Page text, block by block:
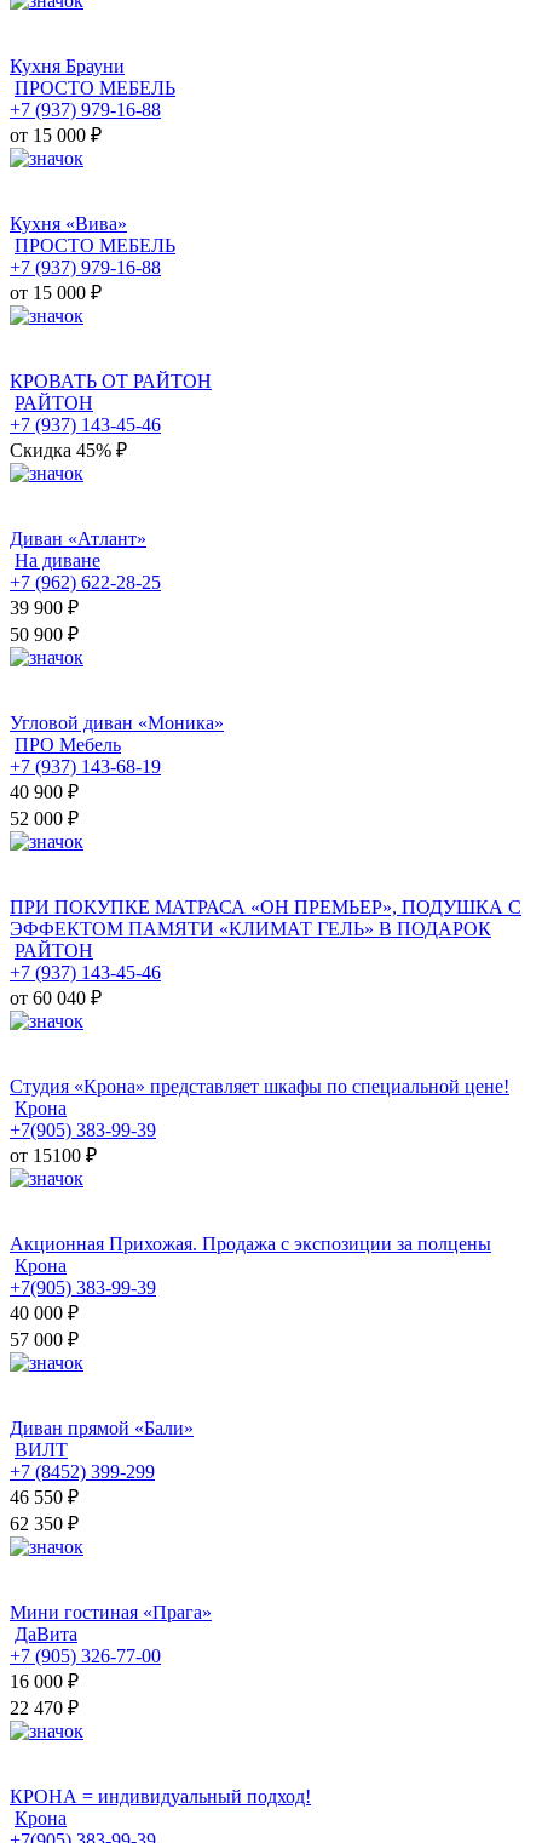
Кухня Брауни
ПРОСТО МЕБЕЛЬ
+7 (937) 979-16-88
от 15 000 ₽
Кухня «Вива»
ПРОСТО МЕБЕЛЬ
+7 (937) 979-16-88
от 15 000 ₽
КРОВАТЬ ОТ РАЙТОН
РАЙТОН
+7 (937) 143-45-46
Скидка 45% ₽
Диван «Атлант»
На диване
+7 (962) 622-28-25
39 900 ₽
50 900 ₽
Угловой диван «Моника»
ПРО Мебель
+7 (937) 143-68-19
40 900 ₽
52 000 ₽
ПРИ ПОКУПКЕ МАТРАСА «ОН ПРЕМЬЕР», ПОДУШКА С
ЭФФЕКТОМ ПАМЯТИ «КЛИМАТ ГЕЛЬ» В ПОДАРОК
РАЙТОН
+7 (937) 143-45-46
от 60 040 ₽
Студия «Крона» представляет шкафы по специальной цене!
Крона
+7(905) 383-99-39
от 15100 ₽
Акционная Прихожая. Продажа с экспозиции за полцены
Крона
+7(905) 383-99-39
40 000 ₽
57 000 ₽
Диван прямой «Бали»
ВИЛТ
+7 (8452) 399-299
46 550 ₽
62 350 ₽
Мини гостиная «Прага»
ДаВита
+7 (905) 326-77-00
16 000 ₽
22 470 ₽
КРОНА = индивидуальный подход!
Крона